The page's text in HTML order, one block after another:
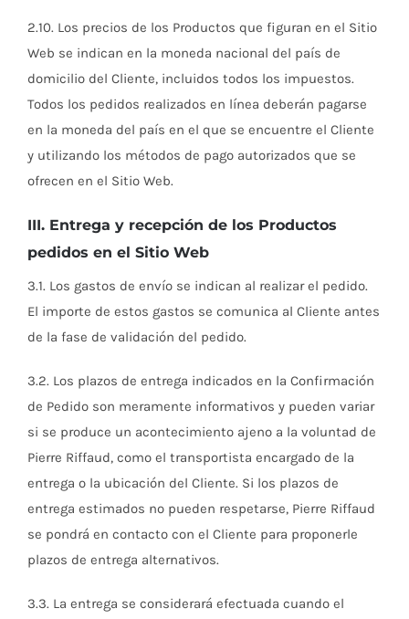
2.10. Los precios de los Productos que figuran en el Sitio
Web se indican en la moneda nacional del país de
domicilio del Cliente, incluidos todos los impuestos.
Todos los pedidos realizados en línea deberán pagarse
en la moneda del país en el que se encuentre el Cliente
y utilizando los métodos de pago autorizados que se
ofrecen en el Sitio Web.
III. Entrega y recepción de los Productos
pedidos en el Sitio Web
3.1. Los gastos de envío se indican al realizar el pedido.
El importe de estos gastos se comunica al Cliente antes
de la fase de validación del pedido.
3.2. Los plazos de entrega indicados en la Confirmación
de Pedido son meramente informativos y pueden variar
si se produce un acontecimiento ajeno a la voluntad de
Pierre Riffaud, como el transportista encargado de la
entrega o la ubicación del Cliente. Si los plazos de
entrega estimados no pueden respetarse, Pierre Riffaud
se pondrá en contacto con el Cliente para proponerle
plazos de entrega alternativos.
3.3. La entrega se considerará efectuada cuando el